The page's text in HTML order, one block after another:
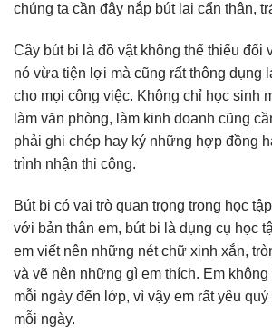
chúng ta cần đậy nắp bút lại cẩn thận,
Cây bút bi là đồ vật không thể thiếu đối
nó vừa tiện lợi mà cũng rất thông dụng
cho mọi công việc. Không chỉ học sinh
làm văn phòng, làm kinh doanh cũng
phải ghi chép hay ký những hợp đồng
trình nhận thi công.
Bút bi có vai trò quan trọng trong học
với bản thân em, bút bi là dụng cụ học
em viết nên những nét chữ xinh xắn,
và vẽ nên những gì em thích. Em không
mỗi ngày đến lớp, vì vậy em rất yêu
mỗi ngày.